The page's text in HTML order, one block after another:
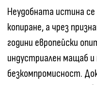
Неудобната истина се
копиране, а чрез
години европейски
индустриален мащаб
безкомпромисност.